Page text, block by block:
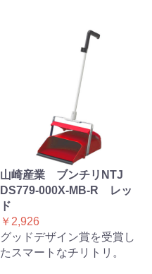
山崎産業 ブンチリNTJ
DS779-000X-MB-R レッ
ド
￥2,926
グッドデザイン賞を受賞し
たスマートなチリトリ。